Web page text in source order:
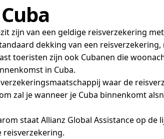
zijn van een geldige reisverzekering
dekking van een
toeristen zijn ook Cubanen die
in Cuba.
waar de
zal je wanneer je Cuba binnenkomt
staat Allianz Global Assistance op de